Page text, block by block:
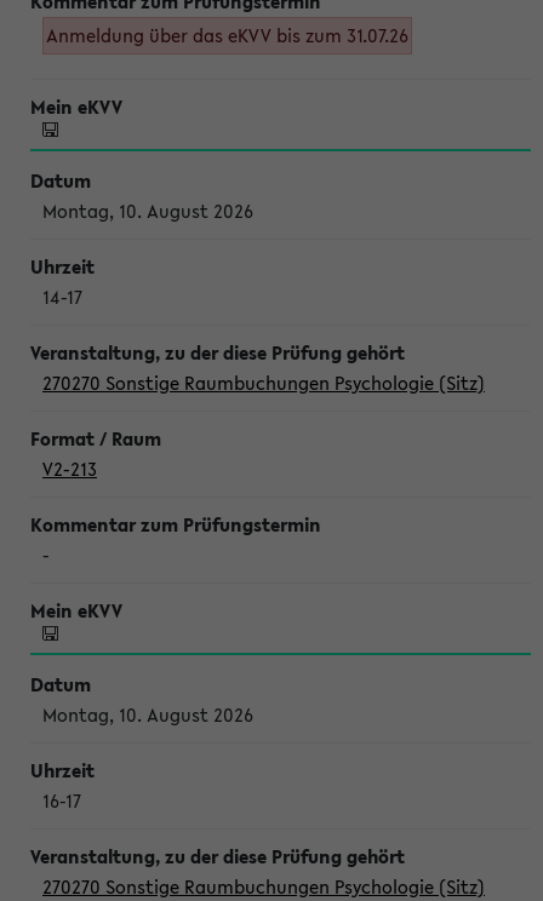
Anmeldung über das eKVV bis zum 31.07.26
Montag, 10. August 2026
14-17
270270 Sonstige Raumbuchungen Psychologie (Sitz)
V2-213
-
Montag, 10. August 2026
16-17
270270 Sonstige Raumbuchungen Psychologie (Sitz)